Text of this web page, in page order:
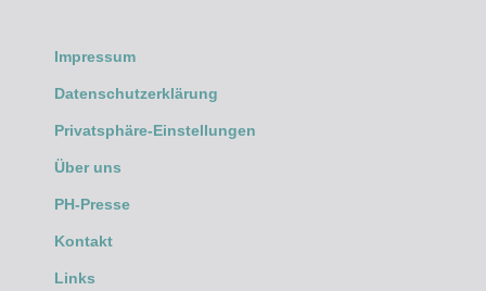
Impressum
Datenschutzerklärung
Privatsphäre-Einstellungen
Über uns
PH-Presse
Kontakt
Links